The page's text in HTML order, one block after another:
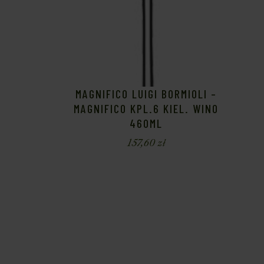
MAGNIFICO LUIGI BORMIOLI –
MAGNIFICO KPL.6 KIEL. WINO
460ML
157,60zł